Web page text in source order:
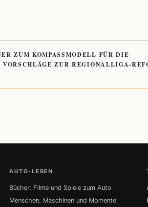
ZUM KOMPASSMODELL FÜR DIE
ZUR REGIONALLIGA-
AUTO-LEBEN
Bücher, Filme und Spiele zum Auto
Menschen, Maschinen und Momente